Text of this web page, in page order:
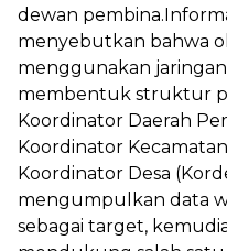
dewan
menyebutkan bahwa
menggunakan
membentuk struktur
Koordinator Daerah
Koordinator
Koordinator Desa
mengumpulkan data
sebagai target,